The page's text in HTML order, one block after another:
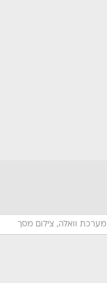
מערכת וואלה, צילום מסך